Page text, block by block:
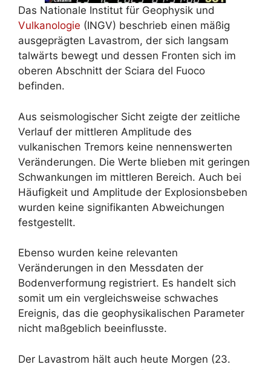
Das Nationale Institut für Geophysik und
Vulkanologie (INGV) beschrieb einen mäßig
ausgeprägten Lavastrom, der sich langsam
talwärts bewegt und dessen Fronten sich im
oberen Abschnitt der Sciara del Fuoco
befinden.
Aus seismologischer Sicht zeigte der zeitliche
Verlauf der mittleren Amplitude des
vulkanischen Tremors keine nennenswerten
Veränderungen. Die Werte blieben mit geringen
Schwankungen im mittleren Bereich. Auch bei
Häufigkeit und Amplitude der Explosionsbeben
wurden keine signifikanten Abweichungen
festgestellt.
Ebenso wurden keine relevanten
Veränderungen in den Messdaten der
Bodenverformung registriert. Es handelt sich
somit um ein vergleichsweise schwaches
Ereignis, das die geophysikalischen Parameter
nicht maßgeblich beeinflusste.
Der Lavastrom hält auch heute Morgen (23.